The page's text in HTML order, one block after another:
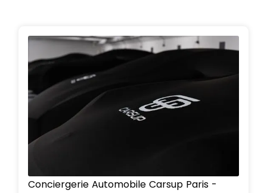
Conciergerie Automobile Carsup Paris -